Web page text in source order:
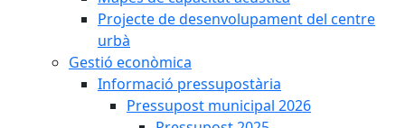
Projecte de desenvolupament del centre
urbà
Gestió econòmica
Informació pressupostària
Pressupost municipal 2026